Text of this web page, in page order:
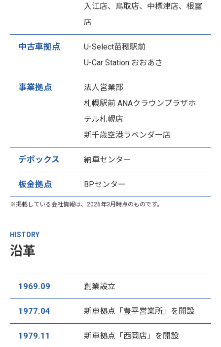
入江店、鳥取店、中標津店、根室
店
中古車拠点
U-Select苗穂駅前
U-Car Station おおあさ
事業拠点
法人営業部
札幌駅前 ANAクラウンプラザホ
テル札幌店
新千歳空港ラベンダー店
デポックス 納車センター
板金拠点 BPセンター
※掲載している会社情報は、2026年3月時点のものです。
HISTORY
沿革
1969.09 創業設立
1977.04 新車拠点「豊平営業所」を開設
1979.11 新車拠点「西岡店」を開設